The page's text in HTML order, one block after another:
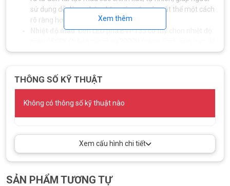
sử dụng dễ dàng nhận diện màu sắc của vật thể một cách
rõ ràng hơn.
Nhiệt độ màu: Đèn LED pha BVP133 có tùy chọn nhiệt độ
dàng lựa chọn loại ánh sáng phù hợp với từng mục đích
công nghiệp.
Điện áp hoạt động:Đèn LED pha BVP133
nhiều điều kiện điện áp tại các quốc gia khác nhau.
Tiêu chuẩn chống thấm: Đạt tiêu chuẩn IP65, đảm bảo
thể hoạt động tốt trong mọi điều kiện thời tiết khắc nghiệt
Tuổi thọ: Tuổi thọ của đèn lên tới 50.000 giờ, giúp bạn tiết
trong suốt quá trình sử dụng mà còn duy trì chất lượng
Xem thêm
THÔNG SỐ KỸ THUẬT
Không có thông số kỹ thuật nào
Xem cấu hình chi tiết
SẢN PHẨM TƯƠNG TỰ